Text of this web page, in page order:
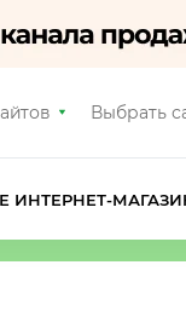
Выбрать
ИНТЕРНЕТ-